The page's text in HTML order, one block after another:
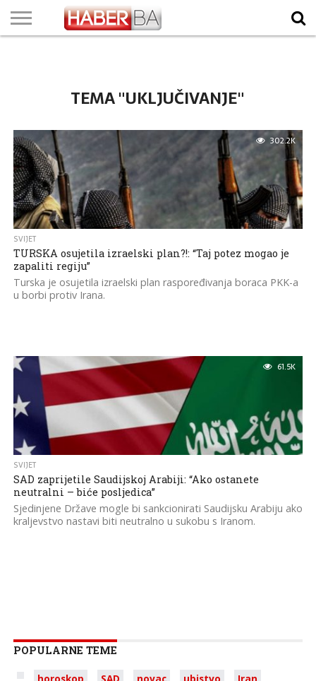
TEMA "UKLJUČIVANJE"
302.2K
SVIJET
TURSKA osujetila izraelski plan?!: “Taj potez mogao je
zapaliti regiju”
Turska je osujetila izraelski plan raspoređivanja boraca PKK-a
u borbi protiv Irana.
61.5K
SVIJET
SAD zaprijetile Saudijskoj Arabiji: “Ako ostanete
neutralni – biće posljedica”
Sjedinjene Države mogle bi sankcionirati Saudijsku Arabiju ako
kraljevstvo nastavi biti neutralno u sukobu s Iranom.
POPULARNE TEME